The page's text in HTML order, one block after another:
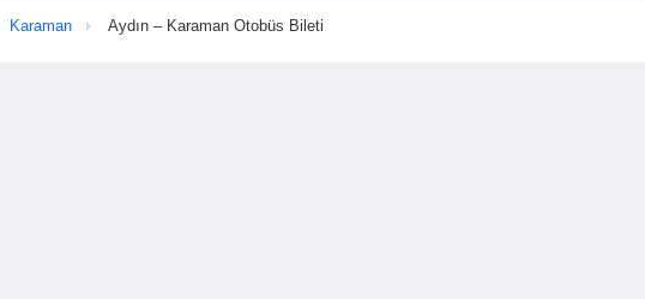
Karaman Aydın – Karaman Otobüs Bileti